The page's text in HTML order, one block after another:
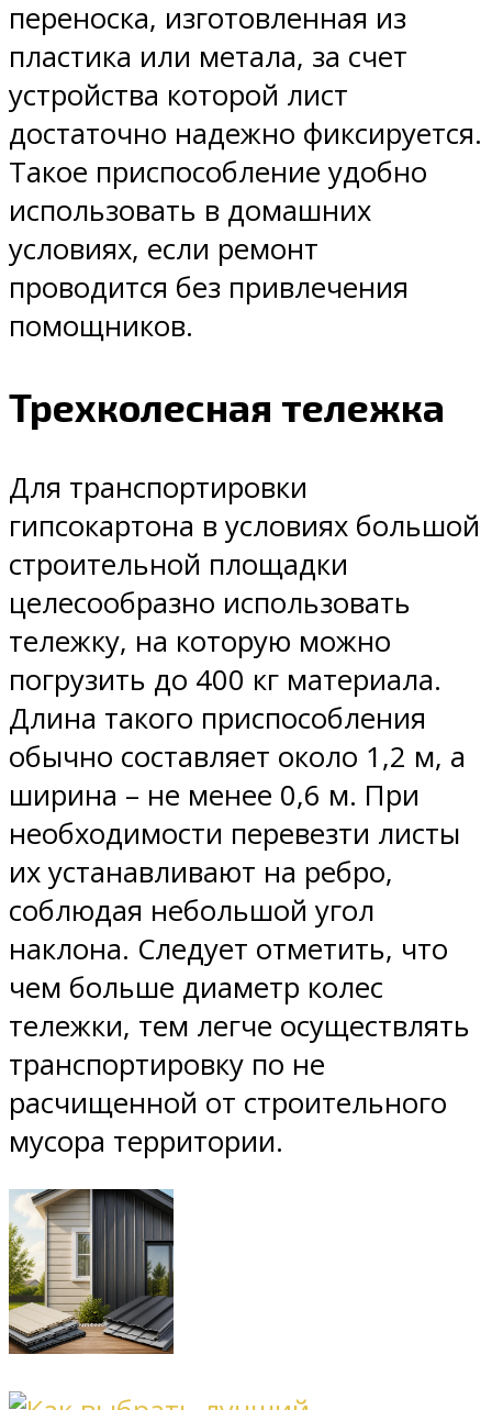
переноска, изготовленная из
пластика или метала, за счет
устройства которой лист
достаточно надежно фиксируется.
Такое приспособление удобно
использовать в домашних
условиях, если ремонт
проводится без привлечения
помощников.
Трехколесная тележка
Для транспортировки
гипсокартона в условиях большой
строительной площадки
целесообразно использовать
тележку, на которую можно
погрузить до 400 кг материала.
Длина такого приспособления
обычно составляет около 1,2 м, а
ширина – не менее 0,6 м. При
необходимости перевезти листы
их устанавливают на ребро,
соблюдая небольшой угол
наклона. Следует отметить, что
чем больше диаметр колес
тележки, тем легче осуществлять
транспортировку по не
расчищенной от строительного
мусора территории.